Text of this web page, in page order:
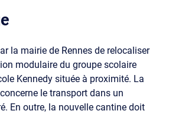
la mairie de Rennes de relocaliser
modulaire du groupe scolaire
Kennedy située à proximité. La
le transport dans un
En outre, la nouvelle cantine doit